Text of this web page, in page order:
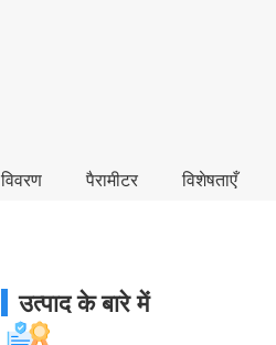
विवरण पैरामीटर विशेषताएँ
उत्पाद के बारे में